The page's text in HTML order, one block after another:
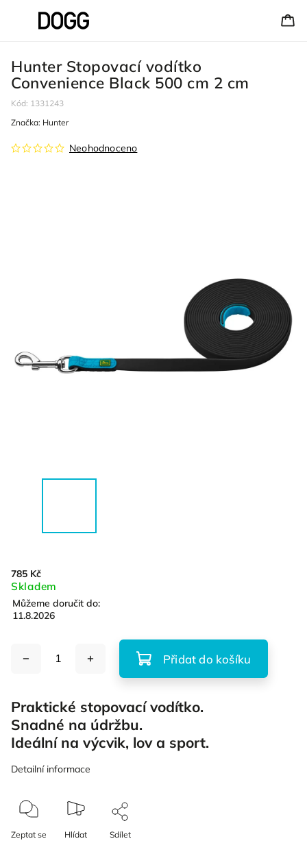
Hunter Stopovací vodítko
Convenience Black 500 cm 2 cm
Kód: 1331243
Neohodnoceno
Značka: Hunter
785 Kč
Skladem
Můžeme doručit do:
11.8.2026
Přidat do košíku
Praktické stopovací vodítko.
Snadné na údržbu.
Ideální na výcvik, lov a sport.
Detailní informace
Zeptat se Hlídat Sdílet